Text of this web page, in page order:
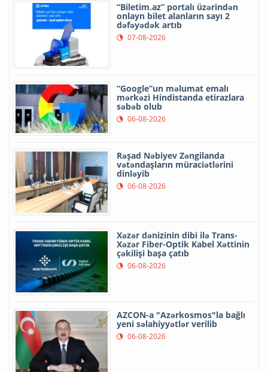
“Biletim.az” portalı üzərindən
onlayn bilet alanların sayı 2
dəfəyədək artıb
07-08-2026
“Google”un məlumat emalı
mərkəzi Hindistanda etirazlara
səbəb olub
06-08-2026
Rəşad Nəbiyev Zəngilanda
vətəndaşların müraciətlərini
dinləyib
06-08-2026
Xəzər dənizinin dibi ilə Trans-
Xəzər Fiber-Optik Kabel Xəttinin
çəkilişi başa çatıb
06-08-2026
AZCON-a "Azərkosmos"la bağlı
yeni səlahiyyətlər verilib
06-08-2026